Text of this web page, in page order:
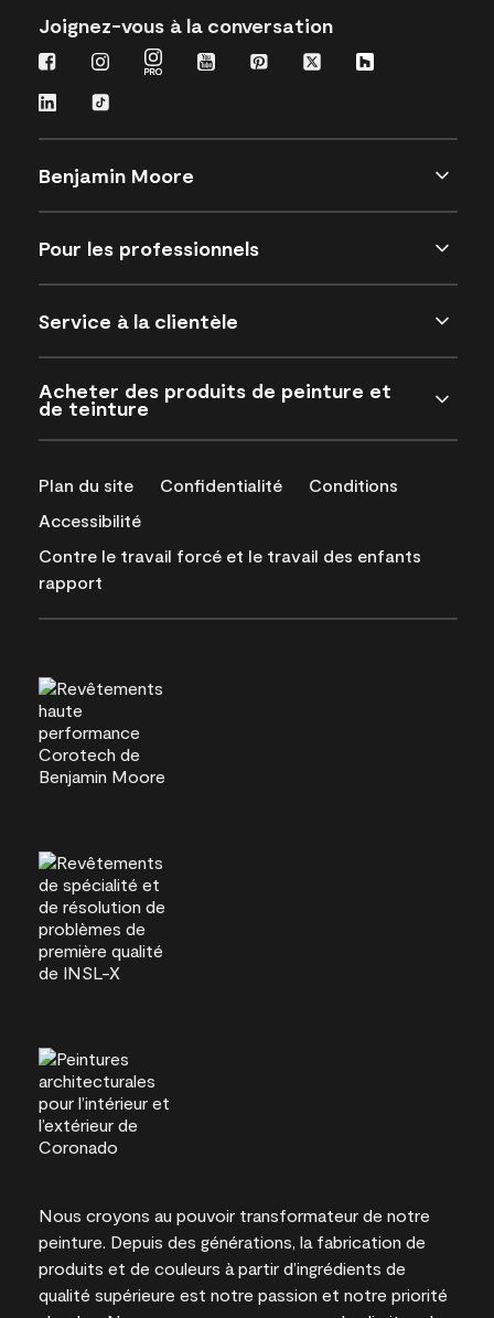
Joignez-vous à la conversation
Benjamin Moore
Pour les professionnels
Service à la clientèle
Acheter des produits de peinture et
de teinture
Plan du site Confidentialité
Conditions
Accessibilité
Contre le travail forcé et le travail des enfants
rapport
Nous croyons au pouvoir transformateur de notre
peinture. Depuis des générations, la fabrication de
produits et de couleurs à partir d’ingrédients de
qualité supérieure est notre passion et notre priorité